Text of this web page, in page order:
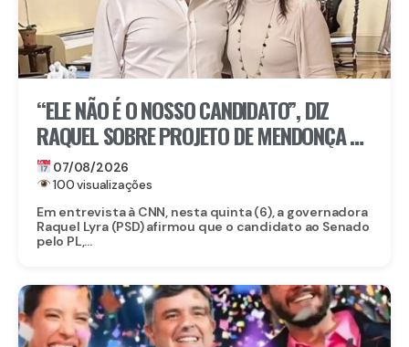
“ELE NÃO É O NOSSO CANDIDATO”, DIZ
RAQUEL SOBRE PROJETO DE MENDONÇA AO
SENADO
07/08/2026
100 visualizações
Em entrevista à CNN, nesta quinta (6), a governadora
Raquel Lyra (PSD) afirmou que o candidato ao Senado
pelo PL,...